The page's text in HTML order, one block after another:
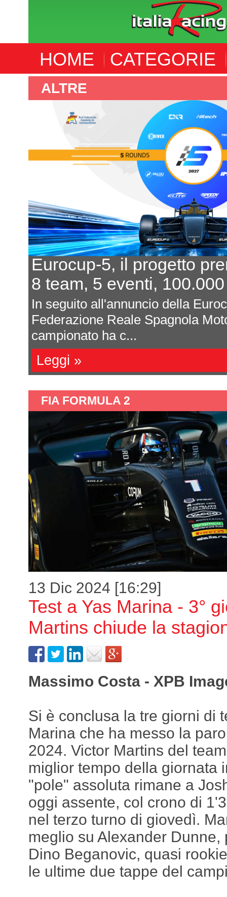
HOME CATEGORIE
ALTRE
Eurocup-5, il progetto
8 team, 5 eventi, 100.000
In seguito all'annuncio della Eurocup-
Federazione Reale Spagnola
campionato ha c...
Leggi »
FIA FORMULA 2
13 Dic 2024 [16:29]
Test a Yas Marina - 3°
Martins chiude la
Massimo Costa - XPB
Si è conclusa la tre giorni di
Marina che ha messo la
2024. Victor Martins del
miglior tempo della giornata
"pole" assoluta rimane a
oggi assente, col crono di
nel terzo turno di giovedì.
meglio su Alexander
Dino Beganovic, quasi
le ultime due tappe del